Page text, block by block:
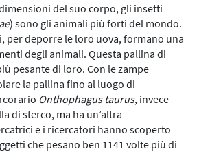
del suo corpo, gli insetti
) sono gli animali più forti del mondo.
per deporre le loro uova, formano una
degli animali. Questa pallina di
pesante di loro. Con le zampe
la pallina fino al luogo di
Onthophagus taurus, invece
di sterco, ma ha un’altra
e i ricercatori hanno scoperto
che pesano ben 1141 volte più di